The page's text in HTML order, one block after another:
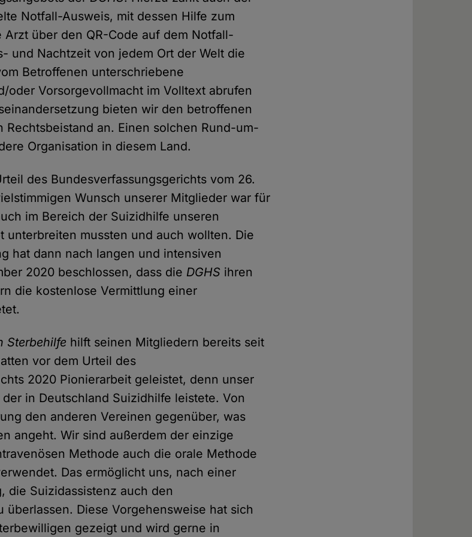
Notfall-Ausweis, mit dessen Hilfe zum
Arzt über den QR-Code auf dem Notfall-
und Nachtzeit von jedem Ort der Welt die
Betroffenen unterschriebene
oder Vorsorgevollmacht im Volltext abrufen
bieten wir den betroffenen
Rechtsbeistand an. Einen solchen Rund-um-
Organisation in diesem Land.
des Bundesverfassungsgerichts vom 26.
Wunsch unserer Mitglieder war für
im Bereich der Suizidhilfe unseren
unterbreiten mussten und auch wollten. Die
hat dann nach langen und intensiven
2020 beschlossen, dass die DGHS ihren
die kostenlose Vermittlung einer
Sterbehilfe hilft seinen Mitgliedern bereits seit
vor dem Urteil des
2020 Pionierarbeit geleistet, denn unser
in Deutschland Suizidhilfe leistete. Von
den anderen Vereinen gegenüber, was
angeht. Wir sind außerdem der einzige
Methode auch die orale Methode
Das ermöglicht uns, nach einer
die Suizidassistenz auch den
überlassen. Diese Vorgehensweise hat sich
gezeigt und wird gerne in